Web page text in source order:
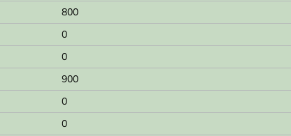
800
0
0
900
0
0